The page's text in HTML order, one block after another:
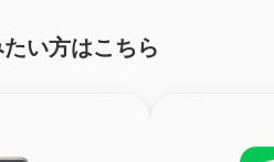
い方はこちら